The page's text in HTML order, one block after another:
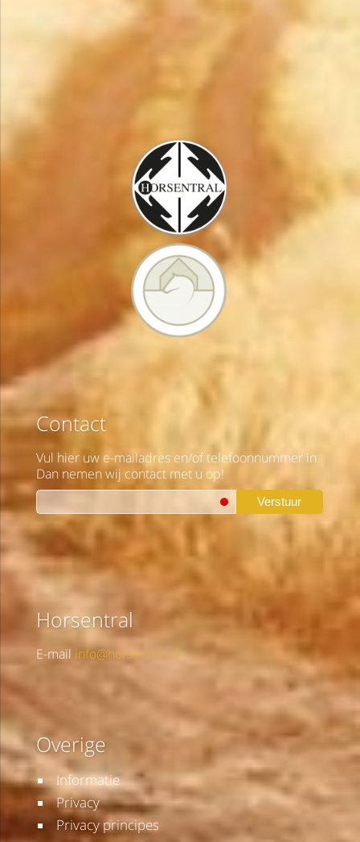
Contact
Vul hier uw e-mailadres en/of telefoonnummer in.
Dan nemen wij contact met u op!
Verstuur
Horsentral
E-mail info@horsentral.nl
Overige
Informatie
Privacy
Privacy principes